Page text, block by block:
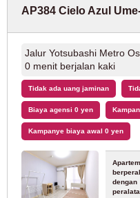
AP384 Cielo Azul
Jalur Yotsubashi Metro
0 menit berjalan kaki
Tidak ada uang jaminan
Biaya agensi 0 yen
Kampanye biaya awal 0 yen
dengan
Lini Hankyu Kobe (8)
Jalur Hankyu
Aichi
JR Timur